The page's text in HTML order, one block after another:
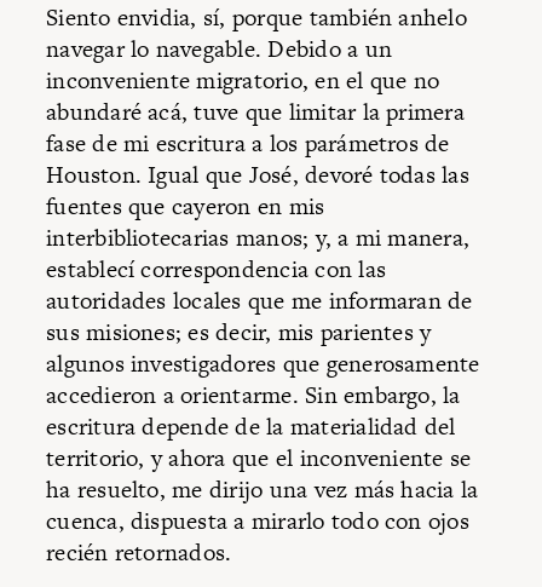
Siento envidia, sí, porque también anhelo
navegar lo navegable. Debido a un
inconveniente migratorio, en el que no
abundaré acá, tuve que limitar la primera
fase de mi escritura a los parámetros de
Houston. Igual que José, devoré todas las
fuentes que cayeron en mis
interbibliotecarias manos; y, a mi manera,
establecí correspondencia con las
autoridades locales que me informaran de
sus misiones; es decir, mis parientes y
algunos investigadores que generosamente
accedieron a orientarme. Sin embargo, la
escritura depende de la materialidad del
territorio, y ahora que el inconveniente se
ha resuelto, me dirijo una vez más hacia la
cuenca, dispuesta a mirarlo todo con ojos
recién retornados.